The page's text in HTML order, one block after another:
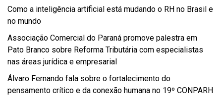
Como a inteligência artificial está mudando o RH no Brasil e
no mundo
Associação Comercial do Paraná promove palestra em
Pato Branco sobre Reforma Tributária com especialistas
nas áreas jurídica e empresarial
Álvaro Fernando fala sobre o fortalecimento do
pensamento crítico e da conexão humana no 19º CONPARH